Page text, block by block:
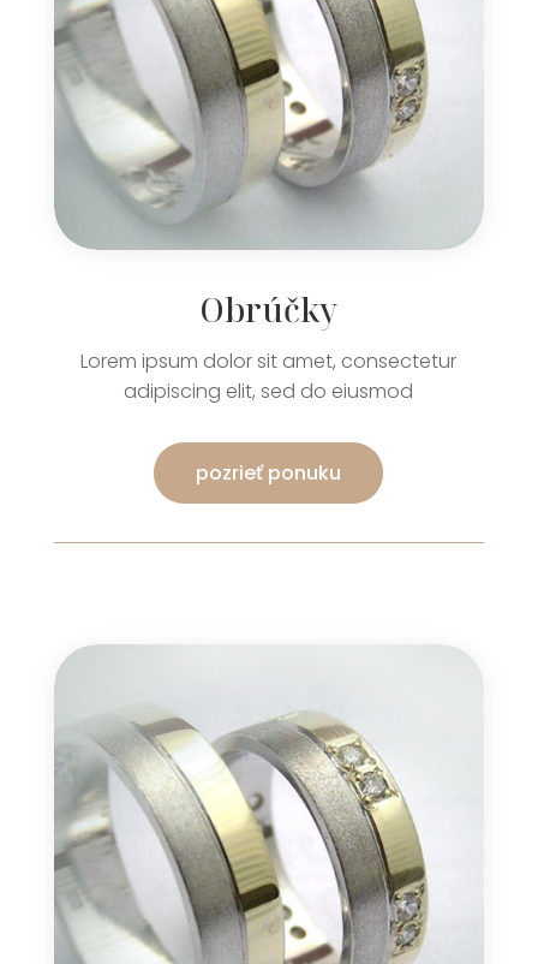
Obrúčky
Lorem ipsum dolor sit amet, consectetur
adipiscing elit, sed do eiusmod
pozrieť ponuku